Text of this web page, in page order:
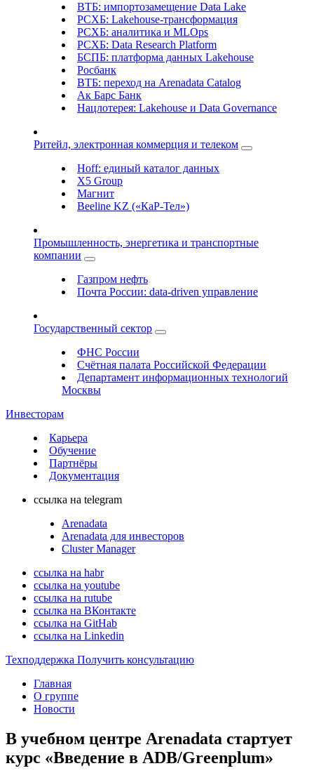
ВТБ: импортозамещение Data Lake
РСХБ: Lakehouse-трансформация
РСХБ: аналитика и MLOps
РСХБ: Data Research Platform
БСПБ: платформа данных Lakehouse
Росбанк
ВТБ: переход на Arenadata Catalog
Ак Барс Банк
Нацлотерея: Lakehouse и Data Governance
Ритейл, электронная коммерция и телеком
Hoff: единый каталог данных
X5 Group
Магнит
Beeline KZ («КаР-Тел»)
Промышленность, энергетика и транспортные
компании
Газпром нефть
Почта России: data-driven управление
Государственный сектор
ФНС России
Счётная палата Российской Федерации
Департамент информационных технологий
Москвы
Инвесторам
Карьера
Обучение
Партнёры
Документация
ссылка на telegram
Arenadata
Arenadata для инвесторов
Cluster Manager
ссылка на habr
ссылка на youtube
ссылка на rutube
ссылка на ВКонтакте
ссылка на GitHab
ссылка на Linkedin
Техподдержка Получить консультацию
Главная
О группе
Новости
В учебном центре Arenadata стартует
курс «Введение в ADB/Greenplum»